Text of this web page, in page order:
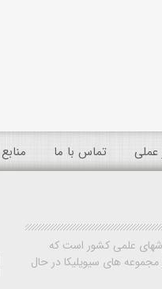
عملی تماس با ما منابع
علمی کشور است که
مجموعه های سیویلیکا در حال